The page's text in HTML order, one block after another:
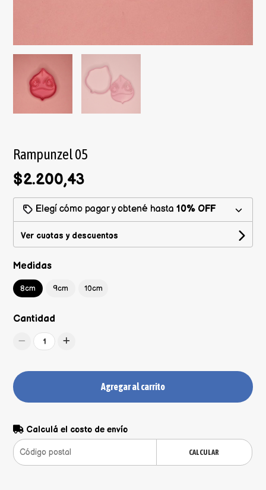
Rampunzel 05
$2.200,43
Elegí cómo pagar y obtené hasta10% OFF
Ver cuotas y descuentos
Medidas
8cm 9cm 10cm
Cantidad
1
Agregar al carrito
Calculá el costo de envío
CALCULAR